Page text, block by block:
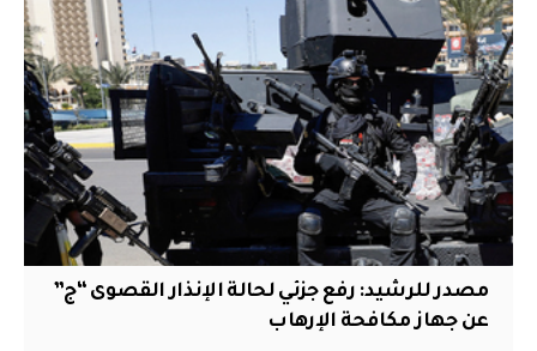
مصدر للرشيد: رفع جزئي لحالة الإنذار القصوى “ج”
عن جهاز مكافحة الإرهاب